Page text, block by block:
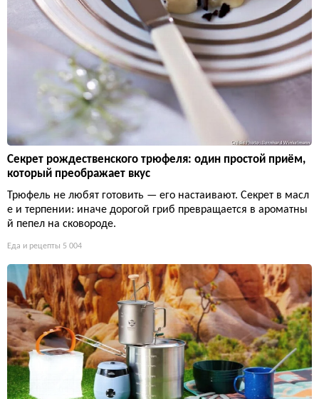
Секрет рождественского трюфеля: один простой приём,
который преображает вкус
Трюфель не любят готовить — его настаивают. Секрет в масл
е и терпении: иначе дорогой гриб превращается в ароматны
й пепел на сковороде.
Еда и рецепты 5 004